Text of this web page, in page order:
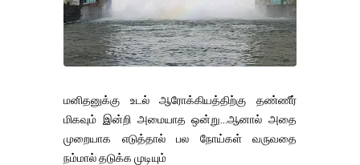
மனிதனுக்கு உடல் ஆரோக்கியத்திற்கு தண்ணீர்
மிகவும் இன்றி அமையாத ஒன்று...ஆனால் அதை
முறையாக எடுத்தால் பல நோய்கள் வருவதை
நம்மால் தடுக்க முடியும்